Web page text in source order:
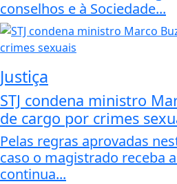
conselhos e à Sociedade...
Justiça
STJ condena ministro
de cargo por crimes
Pelas regras aprovadas
caso o magistrado receba
continua...